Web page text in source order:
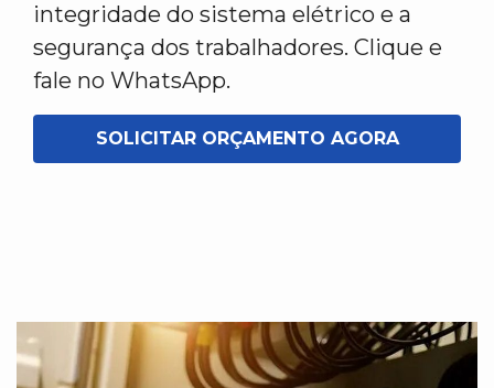
integridade do sistema elétrico e a
segurança dos trabalhadores. Clique e
fale no WhatsApp.
SOLICITAR ORÇAMENTO AGORA